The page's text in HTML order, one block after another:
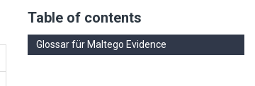
Table of contents
Glossar für Maltego Evidence